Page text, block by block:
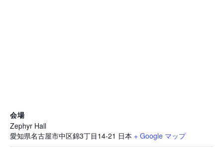
会場
Zephyr Hall
愛知県名古屋市中区錦3丁目14-21 日本 + Google マップ